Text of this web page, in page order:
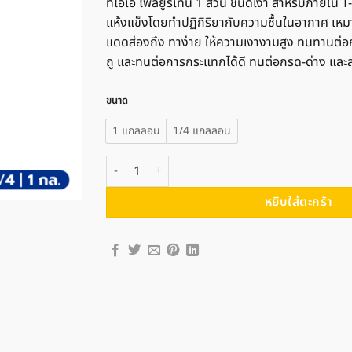
340 ฿
through
930 ฿
แห้งแข็งโดยทำปฏิกิริยากับความชื้นในอากาศ เห
แดดส่องถึง ทาง่าย ให้ความเงางามสูง ทนทาน
ถู และทนต่อการกระแทกได้ดี ทนต่อกรด-ด่าง และ
ขนาด
1 แกลลอน
1/4 แกลลอน
จำนวน TOA ทีโอเอ โพลียูรีเทน ชนิดเงา สำหรับภายใ
หยิบใส่ตะกร้า